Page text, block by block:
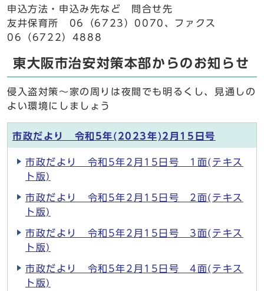
申込方法・申込み先など 問合せ先
友井保育所 06（6723）0070、ファクス
06（6722）4888
東大阪市治安対策本部からのお知らせ
侵入盗対策～家の周りは夜間でも明るくし、見通しの
よい環境にしましょう
市政だより 令和5年(2023年)2月15日号
市政だより 令和5年2月15日号 1面(テキス
ト版)
市政だより 令和5年2月15日号 2面(テキス
ト版)
市政だより 令和5年2月15日号 3面(テキス
ト版)
市政だより 令和5年2月15日号 4面(テキス
ト版)